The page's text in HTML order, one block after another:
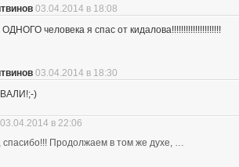
03.04.2014 в 18:08
человека я спас от кидалова!!!!!!!!!!!!!!!!!!!!!
03.04.2014 в 18:30
)
03.04.2014 в 22:06
спасибо!!! Продолжаем в том же духе, …